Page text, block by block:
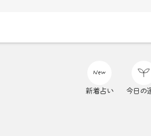
新着占い 今日の